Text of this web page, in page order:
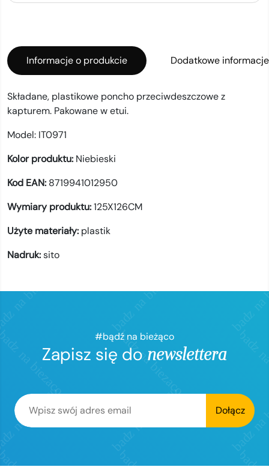
Informacje o produkcie Dodatkowe informacje
Składane, plastikowe poncho przeciwdeszczowe z
kapturem. Pakowane w etui.
Model: IT0971
Kolor produktu: Niebieski
Kod EAN: 8719941012950
Wymiary produktu:125X126CM
Użyte materiały: plastik
Nadruk:sito
#bądź na bieżąco
Zapisz się do newslettera
Dołącz